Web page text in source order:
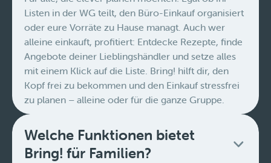
Listen in der WG teilt, den Büro-Einkauf organisiert
oder eure Vorräte zu Hause managt. Auch wer
alleine einkauft, profitiert: Entdecke Rezepte, finde
Angebote deiner Lieblingshändler und setze alles
mit einem Klick auf die Liste. Bring! hilft dir, den
Kopf frei zu bekommen und den Einkauf stressfrei
zu planen – alleine oder für die ganze Gruppe.
Welche Funktionen bietet
Bring! für Familien?